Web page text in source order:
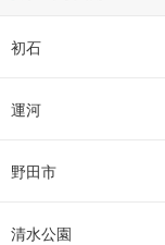
初石
運河
野田市
清水公園